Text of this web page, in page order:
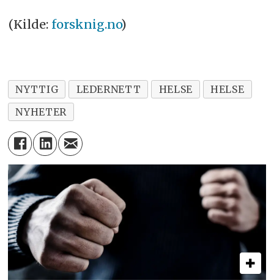
(Kilde:forsknig.no)
NYTTIG LEDERNETT HELSE
HELSE
NYHETER